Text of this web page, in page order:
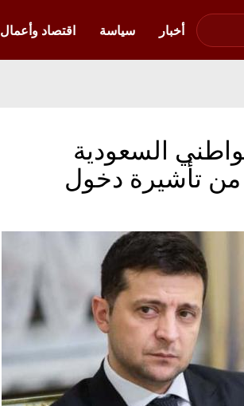
أخبار
سياسة اقتصاد وأعمال
السعودية
تأشيرة دخول